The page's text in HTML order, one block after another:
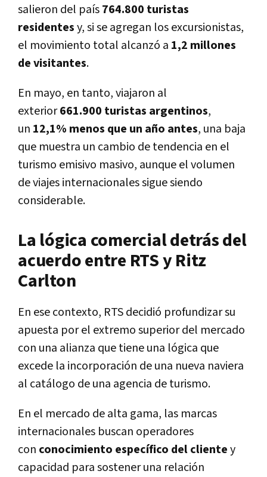
salieron del país764.800 turistas
residentesy, si se agregan los excursionistas,
el movimiento total alcanzó a 1,2 millones
de visitantes.
En mayo, en tanto, viajaron al
exterior661.900 turistas argentinos,
un 12,1% menos que un año antes, una baja
que muestra un cambio de tendencia en el
turismo emisivo masivo, aunque el volumen
de viajes internacionales sigue siendo
considerable.
La lógica comercial detrás del
acuerdo entre RTS y Ritz
Carlton
En ese contexto, RTS decidió profundizar su
apuesta por el extremo superior del mercado
con una alianza que tiene una lógica que
excede la incorporación de una nueva naviera
al catálogo de una agencia de turismo.
En el mercado de alta gama, las marcas
internacionales buscan operadores
con conocimiento específico del clientey
capacidad para sostener una relación